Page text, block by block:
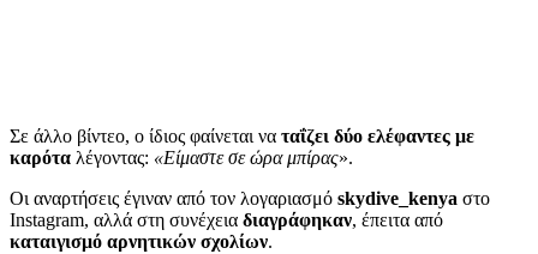
Σε άλλο βίντεο, ο ίδιος φαίνεται να ταΐζει δύο ελέφαντες με
καρότα λέγοντας: «Είμαστε σε ώρα μπίρας».
Οι αναρτήσεις έγιναν από τον λογαριασμό skydive_kenya στο
Instagram, αλλά στη συνέχεια διαγράφηκαν, έπειτα από
καταιγισμό αρνητικών σχολίων.